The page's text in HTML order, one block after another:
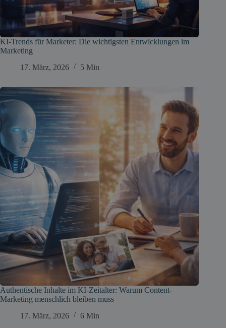
KI-Trends für Marketer: Die wichtigsten Entwicklungen im
Marketing
17. März, 2026
5 Min
Authentische Inhalte im KI-Zeitalter: Warum Content-
Marketing menschlich bleiben muss
17. März, 2026
6 Min